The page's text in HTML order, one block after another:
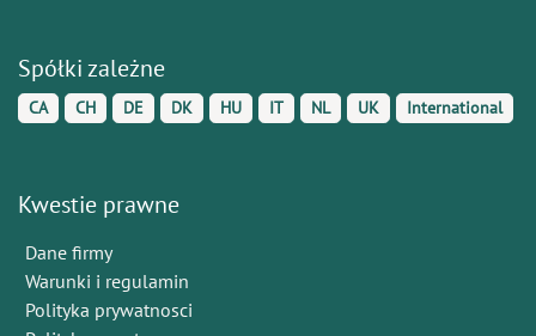
Spółki zależne
CA CH DE DK HU IT NL UK International
Kwestie prawne
Dane firmy
Warunki i regulamin
Polityka prywatnosci